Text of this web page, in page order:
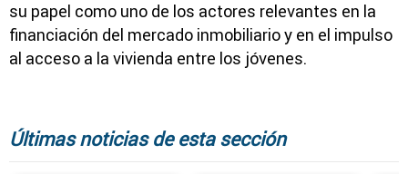
su papel como uno de los actores relevantes en la
financiación del mercado inmobiliario y en el impulso
al acceso a la vivienda entre los jóvenes.
Últimas noticias de esta sección